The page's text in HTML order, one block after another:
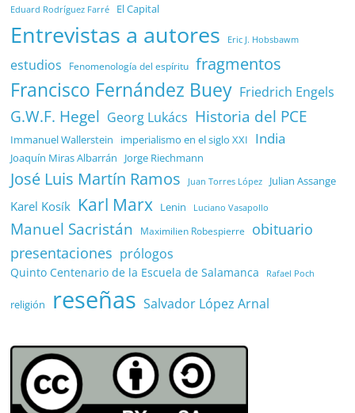
Eduard Rodríguez Farré El Capital
Entrevistas a autores Eric J. Hobsbawm
estudios Fenomenología del espíritu fragmentos
Francisco Fernández Buey Friedrich Engels
G.W.F. Hegel Georg Lukács Historia del PCE
Immanuel Wallerstein imperialismo en el siglo XXI India
Joaquín Miras Albarrán Jorge Riechmann
José Luis Martín Ramos Juan Torres López Julian Assange
Karel Kosík Karl Marx Lenin Luciano Vasapollo
Manuel Sacristán Maximilien Robespierre
obituario
presentaciones prólogos
Quinto Centenario de la Escuela de Salamanca Rafael Poch
religión reseñas Salvador López Arnal